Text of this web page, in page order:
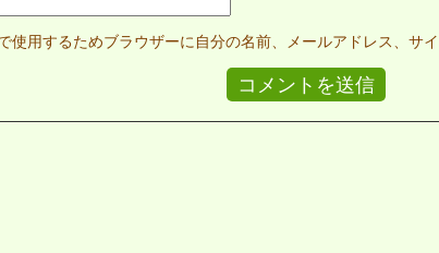
使用するためブラウザーに自分の名前、メールアドレス、サイ